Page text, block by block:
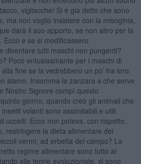
vigliacche! Si è già detto che sono
ma non voglio insistere con la misoginia,
darà il suo apporto, se non altro per la
Ecco e se si modificassero
diventare tutti maschi non pungenti?
Poco entusiasmante per i maschi di
fine se la vedrebbero un po’ fra loro.
siamo. Insomma la zanzara a che serve
Nostro Signore compì questo
giorno, quando creò gli animali che
volanti sono assimilabili e utili
uccelli. Ecco non poteva, con rispetto,
restringere la dieta alimentare dei
vermi, ad erbetta del campo? La
regime alimentare sono tutto al
alle teorie evoluzioniste, si sono